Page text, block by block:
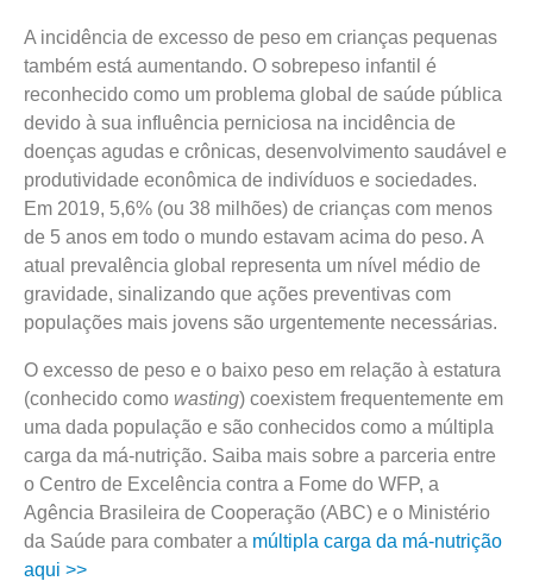
A incidência de excesso de peso em crianças pequenas
também está aumentando. O sobrepeso infantil é
reconhecido como um problema global de saúde pública
devido à sua influência perniciosa na incidência de
doenças agudas e crônicas, desenvolvimento saudável e
produtividade econômica de indivíduos e sociedades.
Em 2019, 5,6% (ou 38 milhões) de crianças com menos
de 5 anos em todo o mundo estavam acima do peso. A
atual prevalência global representa um nível médio de
gravidade, sinalizando que ações preventivas com
populações mais jovens são urgentemente necessárias.
O excesso de peso e o baixo peso em relação à estatura
(conhecido como wasting) coexistem frequentemente em
uma dada população e são conhecidos como a múltipla
carga da má-nutrição. Saiba mais sobre a parceria entre
o Centro de Excelência contra a Fome do WFP, a
Agência Brasileira de Cooperação (ABC) e o Ministério
da Saúde para combater a múltipla carga da má-nutrição
aqui >>